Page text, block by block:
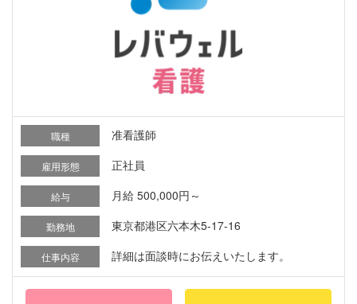
職種 准看護師
雇用形態 正社員
給与 月給 500,000円～
勤務地 東京都港区六本木5-17-16
仕事内容 詳細は面談時にお伝えいたします。